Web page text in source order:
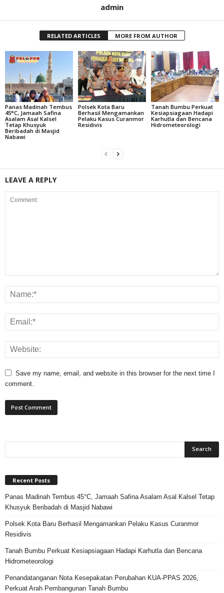
admin
RELATED ARTICLES MORE FROM AUTHOR
Panas Madinah Tembus
45°C, Jamaah Safina
Asalam Asal Kalsel
Tetap Khusyuk
Beribadah di Masjid
Nabawi
Polsek Kota Baru
Berhasil Mengamankan
Pelaku Kasus Curanmor
Residivis
Tanah Bumbu Perkuat
Kesiapsiagaan Hadapi
Karhutla dan Bencana
Hidrometeorologi
LEAVE A REPLY
Save my name, email, and website in this browser for the next time I
comment.
Recent Posts
Panas Madinah Tembus 45°C, Jamaah Safina Asalam Asal Kalsel Tetap
Khusyuk Beribadah di Masjid Nabawi
Polsek Kota Baru Berhasil Mengamankan Pelaku Kasus Curanmor
Residivis
Tanah Bumbu Perkuat Kesiapsiagaan Hadapi Karhutla dan Bencana
Hidrometeorologi
Penandatanganan Nota Kesepakatan Perubahan KUA-PPAS 2026,
Perkuat Arah Pembangunan Tanah Bumbu